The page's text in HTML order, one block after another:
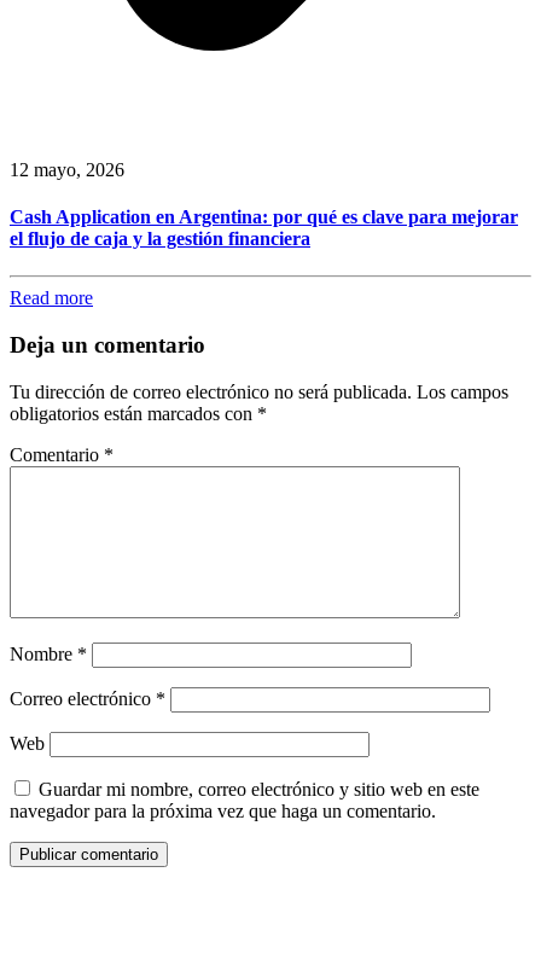
12 mayo, 2026
Cash Application en Argentina: por qué es clave para mejorar
el flujo de caja y la gestión financiera
Read more
Deja un comentario
Tu dirección de correo electrónico no será publicada. Los campos
obligatorios están marcados con *
Comentario *
Nombre *
Correo electrónico *
Web
Guardar mi nombre, correo electrónico y sitio web en este
navegador para la próxima vez que haga un comentario.